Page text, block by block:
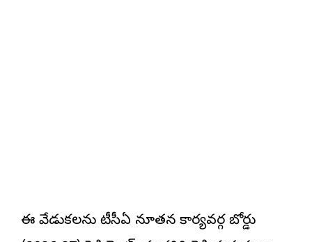
ఈ వేడుకలను టీసీఏ నూతన కార్యవర్గ బోర్డు